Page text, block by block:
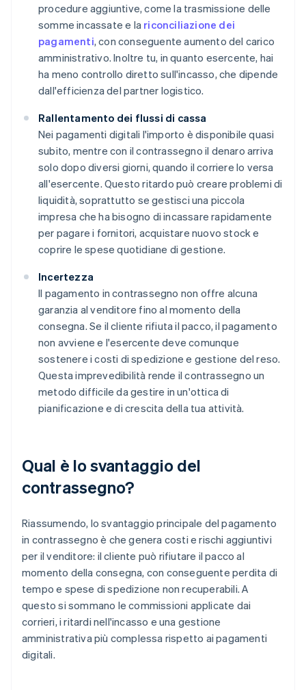
procedure aggiuntive, come la trasmissione delle
somme incassate e la riconciliazione dei
pagamenti, con conseguente aumento del carico
amministrativo. Inoltre tu, in quanto esercente, hai
ha meno controllo diretto sull'incasso, che dipende
dall'efficienza del partner logistico.
Rallentamento dei flussi di cassa
Nei pagamenti digitali l'importo è disponibile quasi
subito, mentre con il contrassegno il denaro arriva
solo dopo diversi giorni, quando il corriere lo versa
all'esercente. Questo ritardo può creare problemi di
liquidità, soprattutto se gestisci una piccola
impresa che ha bisogno di incassare rapidamente
per pagare i fornitori, acquistare nuovo stock e
coprire le spese quotidiane di gestione.
Incertezza
Il pagamento in contrassegno non offre alcuna
garanzia al venditore fino al momento della
consegna. Se il cliente rifiuta il pacco, il pagamento
non avviene e l'esercente deve comunque
sostenere i costi di spedizione e gestione del reso.
Questa imprevedibilità rende il contrassegno un
metodo difficile da gestire in un'ottica di
pianificazione e di crescita della tua attività.
Qual è lo svantaggio del
contrassegno?
Riassumendo, lo svantaggio principale del pagamento
in contrassegno è che genera costi e rischi aggiuntivi
per il venditore: il cliente può rifiutare il pacco al
momento della consegna, con conseguente perdita di
tempo e spese di spedizione non recuperabili. A
questo si sommano le commissioni applicate dai
corrieri, i ritardi nell'incasso e una gestione
amministrativa più complessa rispetto ai pagamenti
digitali.